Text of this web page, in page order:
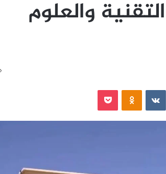
والعلوم